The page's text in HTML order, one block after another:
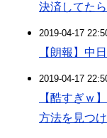
決済してた
2019-04-17
【朗報】中
2019-04-17
【酷すぎｗ
方法を見つ